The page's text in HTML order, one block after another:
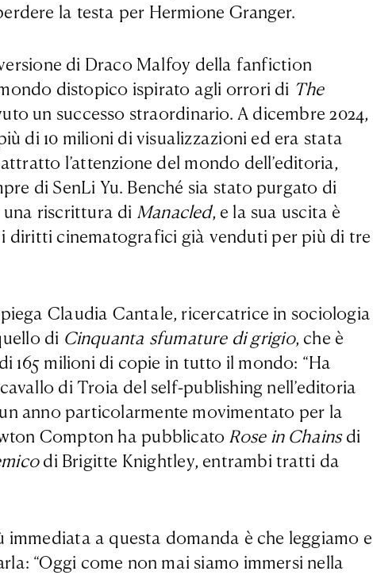
la testa per Hermione Granger.
di Draco Malfoy della fanfiction
distopico ispirato agli orrori di The
un successo straordinario. A dicembre 2024,
di 10 milioni di visualizzazioni ed era stata
l’attenzione del mondo dell’editoria,
di SenLi Yu. Benché sia stato purgato di
riscrittura di Manacled, e la sua uscita è
diritti cinematografici già venduti per più di tre
Claudia Cantale, ricercatrice in sociologia
di Cinquanta sfumature di grigio, che è
165 milioni di copie in tutto il mondo: “Ha
di Troia del self-publishing nell’editoria
anno particolarmente movimentato per la
Compton ha pubblicato Rose in Chainsdi
di Brigitte Knightley, entrambi tratti da
a questa domanda è che leggiamo e
“Oggi come non mai siamo immersi nella